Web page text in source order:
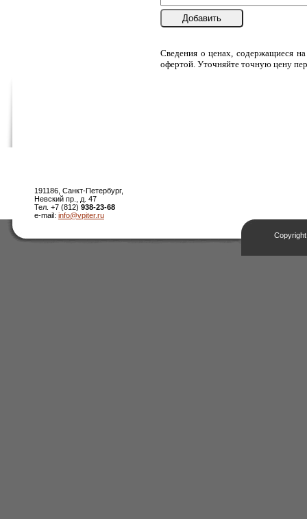
Добавить
Сведения о ценах, содержащиеся
офертой. Уточняйте точную цену
191186, Санкт-Петербург,
Невский пр., д. 47
Тел. +7 (812) 938-23-68
e-mail: info@vpiter.ru